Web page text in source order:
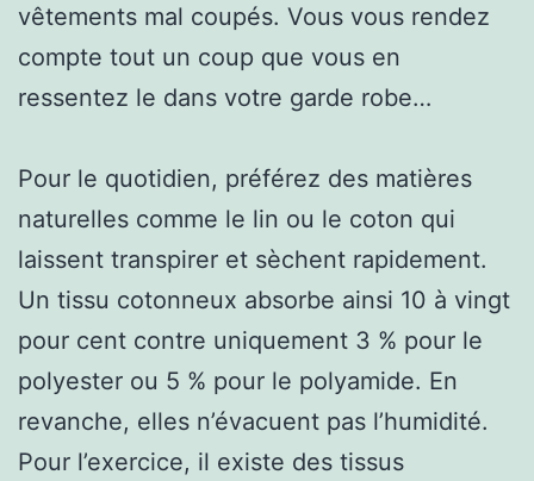
vêtements mal coupés. Vous vous rendez
compte tout un coup que vous en
ressentez le dans votre garde robe…
Pour le quotidien, préférez des matières
naturelles comme le lin ou le coton qui
laissent transpirer et sèchent rapidement.
Un tissu cotonneux absorbe ainsi 10 à vingt
pour cent contre uniquement 3 % pour le
polyester ou 5 % pour le polyamide. En
revanche, elles n’évacuent pas l’humidité.
Pour l’exercice, il existe des tissus